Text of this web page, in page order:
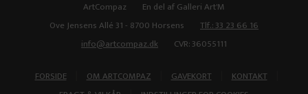
ArtCompaz
En del af Galleri Art'M
Ove Jensens Allé 31 - 8700 Horsens
Tlf.: 33 23 66 16
info@artcompaz.dk
CVR: 36055111
FORSIDE OM ARTCOMPAZ GAVEKORT KONTAKT